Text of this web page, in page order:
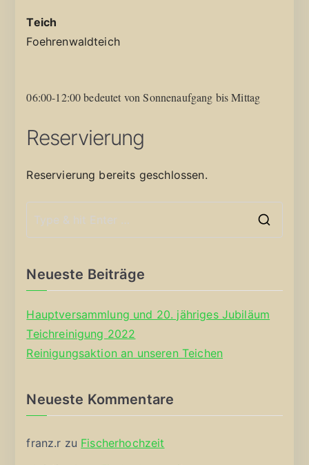
Teich
Foehrenwaldteich
06:00-12:00 bedeutet von Sonnenaufgang bis Mittag
Reservierung
Reservierung bereits geschlossen.
Neueste Beiträge
Hauptversammlung und 20. jähriges Jubiläum
Teichreinigung 2022
Reinigungsaktion an unseren Teichen
Neueste Kommentare
franz.r zu Fischerhochzeit